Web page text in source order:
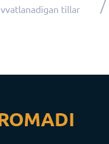
tillar